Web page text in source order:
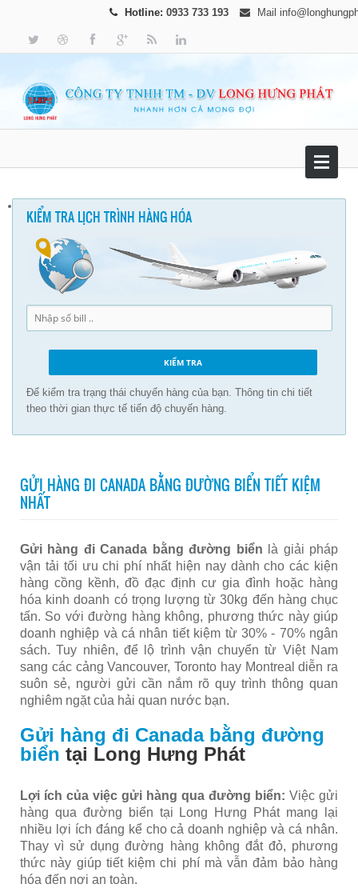
Hotline: 0933 733 193 Mail
KIỂM TRA LỊCH TRÌNH HÀNG HÓA
Để kiểm tra trạng thái chuyến hàng của bạn. Thông tin chi tiết
theo thời gian thực tế tiến độ chuyến hàng.
GỬI HÀNG ĐI CANADA BẰNG ĐƯỜNG BIỂN TIẾT KIỆM
NHẤT
Gửi hàng đi Canada bằng đường biển là giải pháp
vận tải tối ưu chi phí nhất hiện nay dành cho các kiện
hàng cồng kềnh, đồ đạc định cư gia đình hoặc hàng
hóa kinh doanh có trọng lượng từ 30kg đến hàng chục
tấn. So với đường hàng không, phương thức này giúp
doanh nghiệp và cá nhân tiết kiệm từ 30% - 70% ngân
sách. Tuy nhiên, để lộ trình vận chuyển từ Việt Nam
sang các cảng Vancouver, Toronto hay Montreal diễn ra
suôn sẻ, người gửi cần nắm rõ quy trình thông quan
nghiêm ngặt của hải quan nước bạn.
Gửi hàng đi Canada bằng đường
biển tại Long Hưng Phát
Lợi ích của việc gửi hàng qua đường biển: Việc gửi
hàng qua đường biển tại Long Hưng Phát mang lại
nhiều lợi ích đáng kể cho cả doanh nghiệp và cá nhân.
Thay vì sử dụng đường hàng không đắt đỏ, phương
thức này giúp tiết kiệm chi phí mà vẫn đảm bảo hàng
hóa đến nơi an toàn.